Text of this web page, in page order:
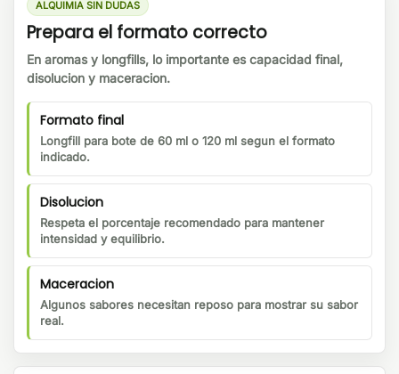
ALQUIMIA SIN DUDAS
Prepara el formato correcto
En aromas y longfills, lo importante es capacidad final,
disolucion y maceracion.
Formato final
Longfill para bote de 60 ml o 120 ml segun el formato
indicado.
Disolucion
Respeta el porcentaje recomendado para mantener
intensidad y equilibrio.
Maceracion
Algunos sabores necesitan reposo para mostrar su sabor
real.